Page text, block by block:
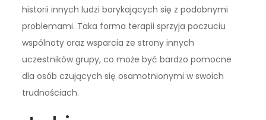
historii innych ludzi borykających się z podobnymi
problemami. Taka forma terapii sprzyja poczuciu
wspólnoty oraz wsparcia ze strony innych
uczestników grupy, co może być bardzo pomocne
dla osób czujących się osamotnionymi w swoich
trudnościach.